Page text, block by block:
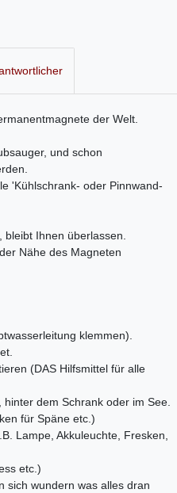
der Welt.
und schon
'Kühlschrank- oder Pinnwand-
bleibt Ihnen überlassen.
Nähe des Magneten
klemmen).
(DAS Hilfsmittel für alle
dem Schrank oder im See.
für Späne etc.)
Lampe, Akkuleuchte, Fresken,
etc.)
sich wundern was alles dran